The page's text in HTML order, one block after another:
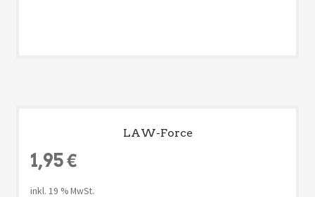
LAW-Force
1,95€
inkl. 19 % MwSt.